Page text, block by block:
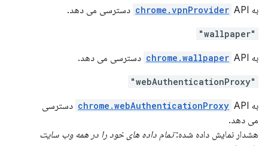
به chrome.vpnProvider API دسترسی می دهد.
"wallpaper"
به chrome.wallpaper API دسترسی می دهد.
"webAuthenticationProxy"
به chrome.webAuthenticationProxy API دسترسی
می دهد.
هشدار نمایش داده شده:تمام داده های خود را در همه وب سایت